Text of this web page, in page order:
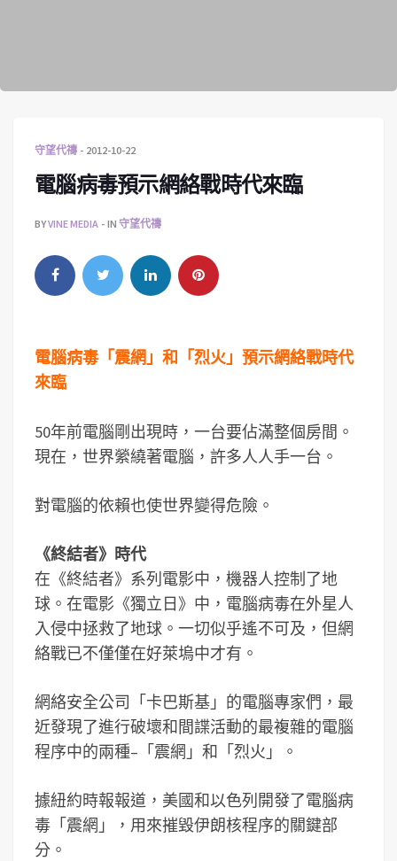
守望代禱 2012-10-22
電腦病毒預示網絡戰時代來臨
BYVINE MEDIA IN 守望代禱
電腦病毒「震網」和「烈火」預示網絡戰時代
來臨
50年前電腦剛出現時，一台要佔滿整個房間。
現在，世界縈繞著電腦，許多人人手一台。
對電腦的依賴也使世界變得危險。
《終結者》時代
在《終結者》系列電影中，機器人控制了地
球。在電影《獨立日》中，電腦病毒在外星人
入侵中拯救了地球。一切似乎遙不可及，但網
絡戰已不僅僅在好萊塢中才有。
網絡安全公司「卡巴斯基」的電腦專家們，最
近發現了進行破壞和間諜活動的最複雜的電腦
程序中的兩種–「震網」和「烈火」。
據紐約時報報道，美國和以色列開發了電腦病
毒「震網」，用來摧毀伊朗核程序的關鍵部
分。